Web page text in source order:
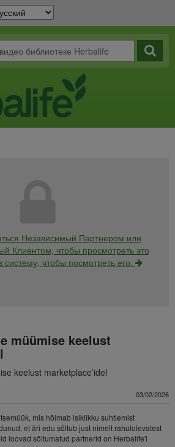
Независимый Партнером или
Клиентом, чтобы просмотреть это
систему, чтобы посмотреть его.
müümise keelust
keelust marketplace’idel
03/02/2026
mis hõlmab isiklikku suhtlemist
et äri edu sõltub just nimelt rahulolevatest
loovad sõltumatud partnerid on Herbalife'i